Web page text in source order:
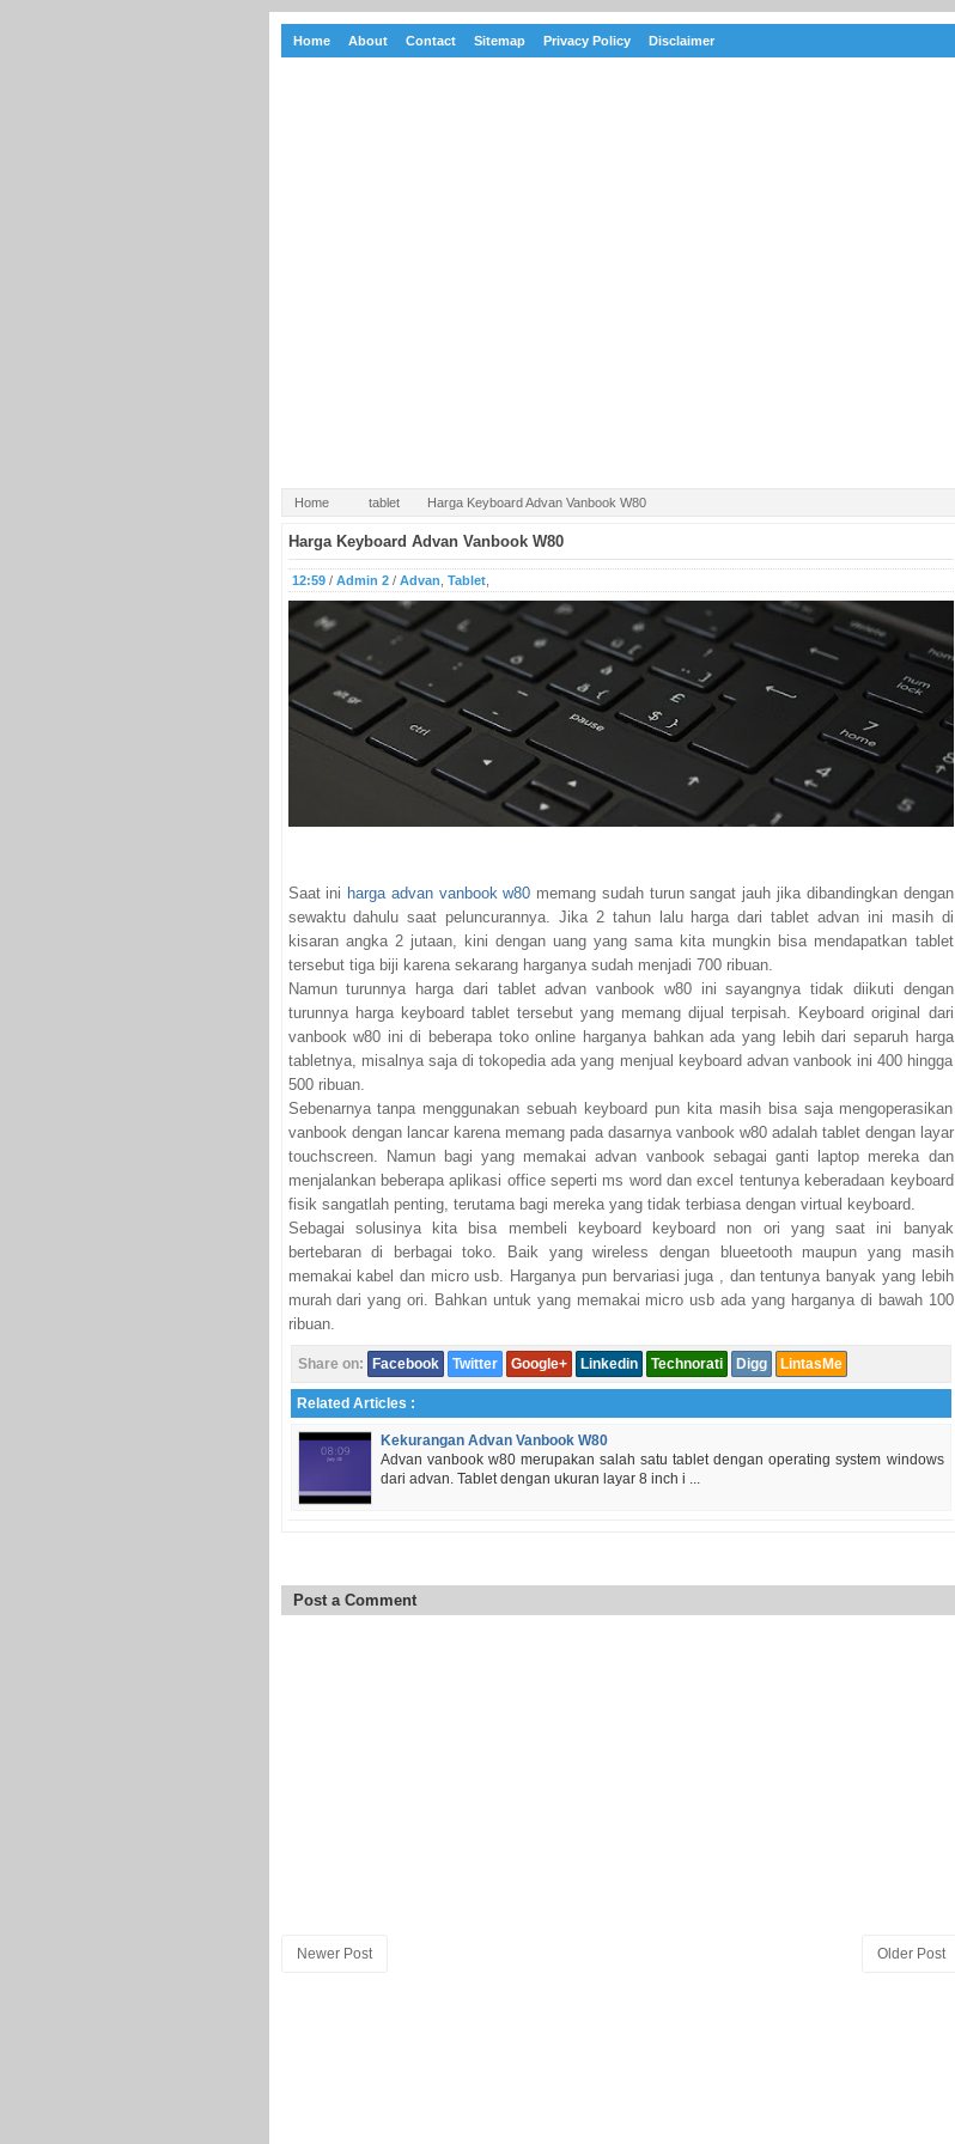
Home About Contact Sitemap Privacy Policy Disclaimer
Home tablet Harga Keyboard Advan Vanbook W80
Harga Keyboard Advan Vanbook W80
12:59/ Admin 2/ Advan Tablet,
Saat ini harga advan vanbook w80 memang sudah turun sangat jauh jika dibandingkan dengan
sewaktu dahulu saat peluncurannya. Jika 2 tahun lalu harga dari tablet advan ini masih di
kisaran angka 2 jutaan, kini dengan uang yang sama kita mungkin bisa mendapatkan tablet
tersebut tiga biji karena sekarang harganya sudah menjadi 700 ribuan.
Namun turunnya harga dari tablet advan vanbook w80 ini sayangnya tidak diikuti dengan
turunnya harga keyboard tablet tersebut yang memang dijual terpisah. Keyboard original dari
vanbook w80 ini di beberapa toko online harganya bahkan ada yang lebih dari separuh harga
tabletnya, misalnya saja di tokopedia ada yang menjual keyboard advan vanbook ini 400 hingga
500 ribuan.
Sebenarnya tanpa menggunakan sebuah keyboard pun kita masih bisa saja mengoperasikan
vanbook dengan lancar karena memang pada dasarnya vanbook w80 adalah tablet dengan layar
touchscreen. Namun bagi yang memakai advan vanbook sebagai ganti laptop mereka dan
menjalankan beberapa aplikasi office seperti ms word dan excel tentunya keberadaan keyboard
fisik sangatlah penting, terutama bagi mereka yang tidak terbiasa dengan virtual keyboard.
Sebagai solusinya kita bisa membeli keyboard keyboard non ori yang saat ini banyak
bertebaran di berbagai toko. Baik yang wireless dengan blueetooth maupun yang masih
memakai kabel dan micro usb. Harganya pun bervariasi juga , dan tentunya banyak yang lebih
murah dari yang ori. Bahkan untuk yang memakai micro usb ada yang harganya di bawah 100
ribuan.
Share on: Facebook Twitter Google+ Linkedin Technorati Digg LintasMe
Related Articles :
Kekurangan Advan Vanbook W80
Advan vanbook w80 merupakan salah satu tablet dengan operating system windows
dari advan. Tablet dengan ukuran layar 8 inch i ...
Post a Comment
Newer Post Older Post